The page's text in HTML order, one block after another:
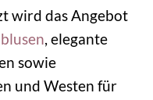
wird das Angebot
, elegante
sowie
und Westen für